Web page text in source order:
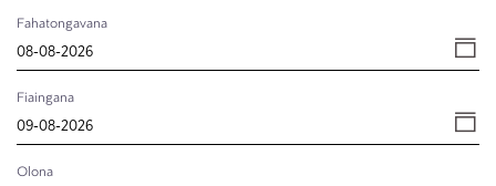
Fahatongavana
Fiaingana
Olona